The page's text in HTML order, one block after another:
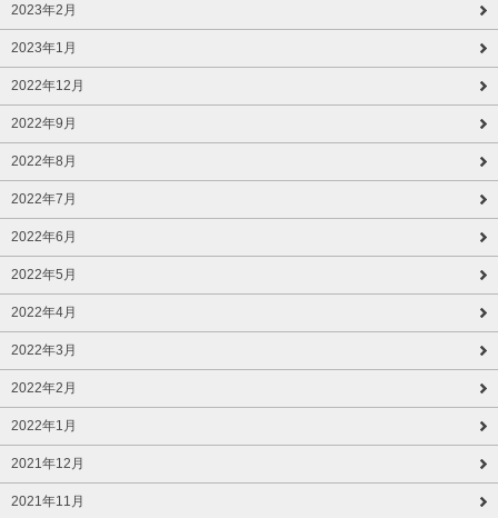
2023年2月
2023年1月
2022年12月
2022年9月
2022年8月
2022年7月
2022年6月
2022年5月
2022年4月
2022年3月
2022年2月
2022年1月
2021年12月
2021年11月